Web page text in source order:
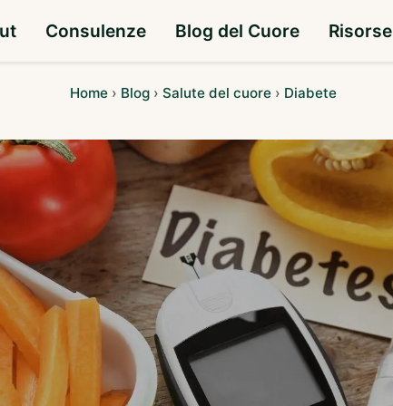
Consulenze Blog del Cuore Risorse
Home › Blog › Salute del cuore › Diabete